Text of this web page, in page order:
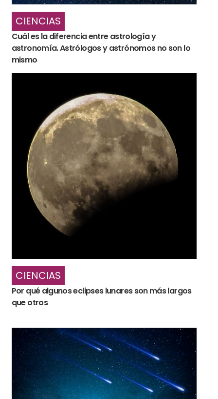
CIENCIAS
Cuál es la diferencia entre astrología y
astronomía. Astrólogos y astrónomos no son lo
mismo
CIENCIAS
Por qué algunos eclipses lunares son más largos
que otros